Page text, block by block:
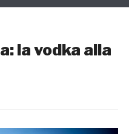
la vodka alla